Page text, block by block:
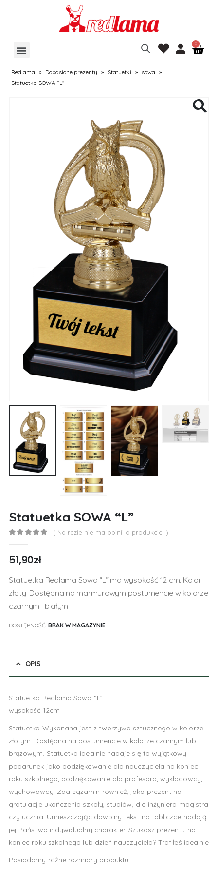
Redlama » Dopasione prezenty » Statuetki » sowa »
Statuetka SOWA “L”
Statuetka SOWA “L”
( Na razie nie ma opinii o produkcie. )
51,90zł
Statuetka Redlama Sowa “L” ma wysokość 12 cm. Kolor
złoty. Dostępna na marmurowym postumencie w kolorze
czarnym i białym.
DOSTĘPNOŚĆ: BRAK W MAGAZYNIE
OPIS
Statuetka Redlama Sowa “L”
wysokość 12cm
Statuetka Wykonana jest z tworzywa sztucznego w kolorze
złotym. Dostępna na postumencie w kolorze czarnym lub
brązowym. Statuetka idealnie nadaje się to wyjątkowy
podarunek jako podziękowanie dla nauczyciela na koniec
roku szkolnego, podziękowanie dla profesora, wykładowcy,
wychowawcy. Zda egzamin również, jako prezent na
gratulacje ukończenia szkoły, studiów, dla inżyniera magistra
czy ucznia. Umieszczając dowolny tekst na tabliczce nadają
jej Państwo indywidualny charakter. Szukasz prezentu na
koniec roku szkolnego lub dzień nauczyciela? Trafiłeś idealnie
Posiadamy różne rozmiary produktu: